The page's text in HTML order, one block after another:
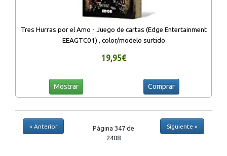
Tres Hurras por el Amo - Juego de cartas (Edge Entertainment
EEAGTC01) , color/modelo surtido
19,95€
Mostrar Comprar
« Anterior
Página 347 de
2408
Siguiente »